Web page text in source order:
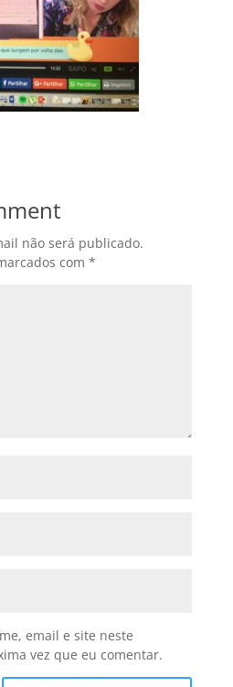
não será publicado.
com *
email e site neste
vez que eu comentar.